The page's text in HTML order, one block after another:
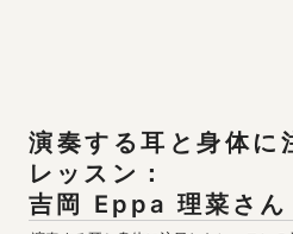
演奏する耳と身体に
レッスン：
吉岡 Eppa 理菜さん